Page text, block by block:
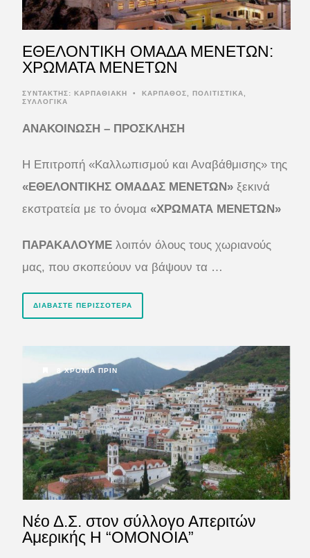
ΕΘΕΛΟΝΤΙΚΗ ΟΜΑΔΑ ΜΕΝΕΤΩΝ:
XΡΩΜΑΤΑ ΜΕΝΕΤΩΝ
ΣΥΝΤΆΚΤΗΣ: ΚΑΡΠΑΘΙΑΚΗ • ΚΑΡΠΑΘΟΣ ΠΟΛΙΤΙΣΤΙΚΑ
ΣΥΛΛΟΓΙΚΑ
ΑΝΑΚΟΙΝΩΣΗ – ΠΡΟΣΚΛΗΣΗ
Η Επιτροπή «Καλλωπισμού και Αναβάθμισης» της
«ΕΘΕΛΟΝΤΙΚΗΣ ΟΜΑΔΑΣ ΜΕΝΕΤΩΝ» ξεκινά
εκστρατεία με το όνομα «ΧΡΩΜΑΤΑ ΜΕΝΕΤΩΝ»
ΠΑΡΑΚΑΛΟΥΜΕ λοιπόν όλους τους χωριανούς
μας, που σκοπεύουν να βάψουν τα …
ΔΙΑΒΆΣΤΕ ΠΕΡΙΣΣΌΤΕΡΑ
8 ΧΡΌΝΙΑ ΠΡΙΝ
Νέο Δ.Σ. στον σύλλογο Απεριτών
Αμερικής Η “ΟΜΟΝΟΙΑ”